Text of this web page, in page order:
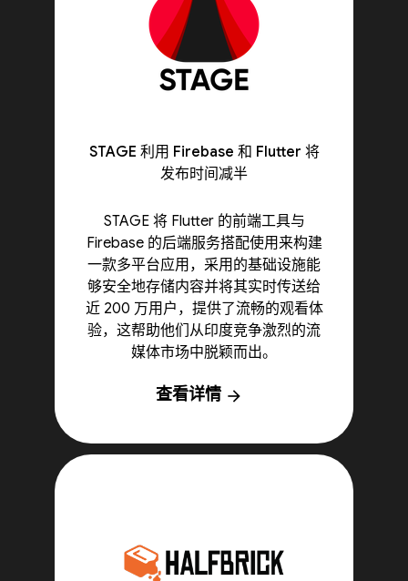
STAGE 利用 Firebase 和 Flutter 将
发布时间减半
STAGE 将 Flutter 的前端工具与
Firebase 的后端服务搭配使用来构建
一款多平台应用，采用的基础设施能
够安全地存储内容并将其实时传送给
近 200 万用户，提供了流畅的观看体
验，这帮助他们从印度竞争激烈的流
媒体市场中脱颖而出。
查看详情 arrow_forward